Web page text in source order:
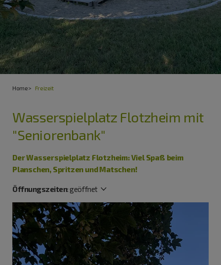
Home Freizeit
Wasserspielplatz Flotzheim mit
"Seniorenbank"
Der Wasserspielplatz Flotzheim: Viel Spaß beim
Planschen, Spritzen und Matschen!
Öffnungszeiten:geöffnet